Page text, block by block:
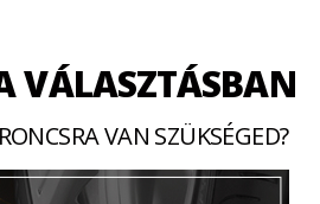
VÁLASZTÁSBAN
VAN SZÜKSÉGED?